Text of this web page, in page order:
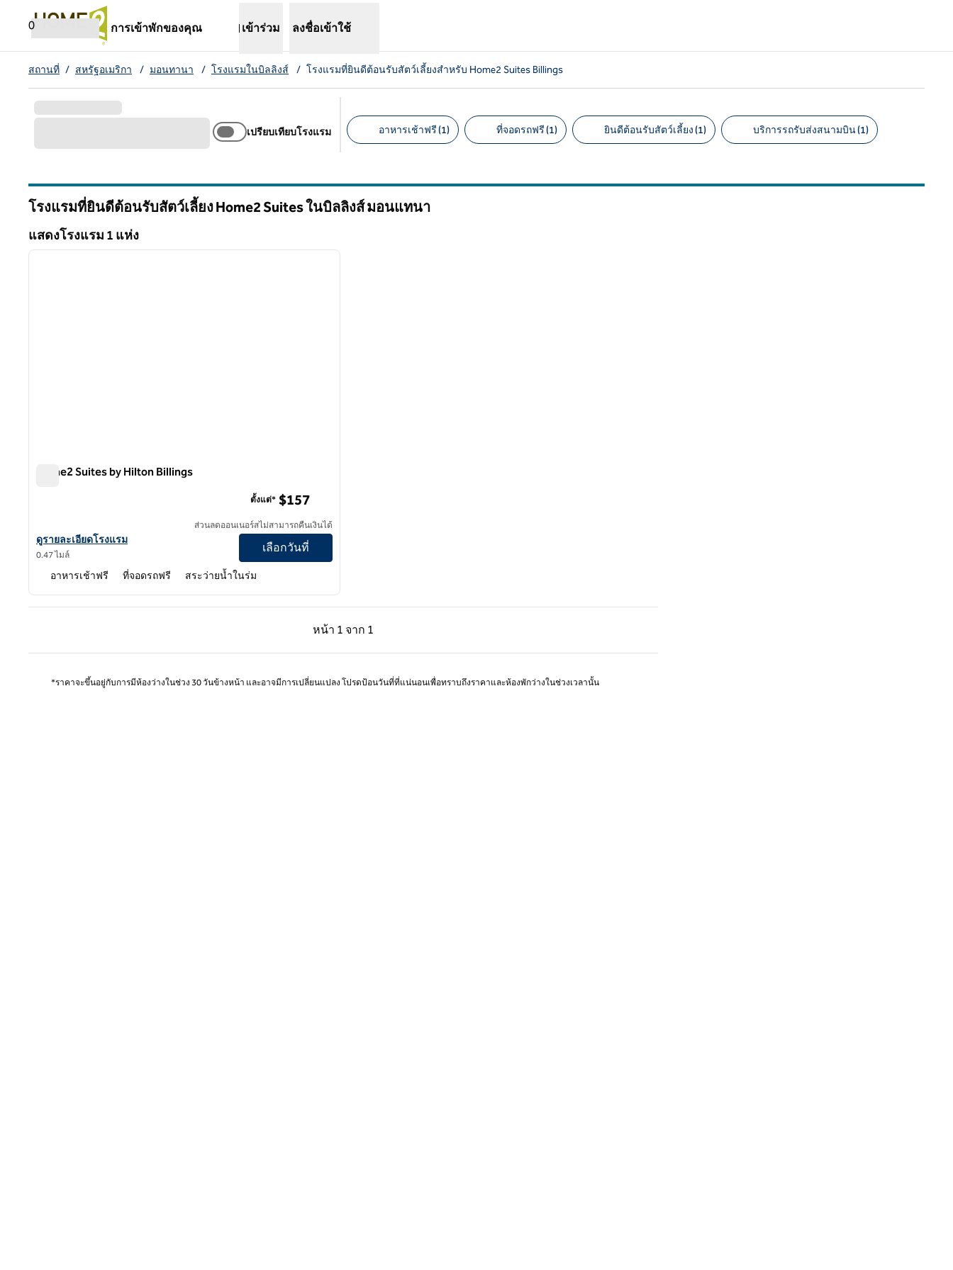
0
การเข้าพักของคุณ
เปิดแท็บใหม่
เข้าร่วม ลงชื่อเข้าใช้
สถานที่ / สหรัฐอเมริกา / มอนทานา / โรงแรมในบิลลิงส์ / โรงแรมที่ยินดีต้อนรับสัตว์เลี้ยงสําหรับ Home2 Suites Billings
เปรียบเทียบโรงแรม อาหารเช้าฟรี (1) ที่จอดรถฟรี (1) ยินดีต้อนรับสัตว์เลี้ยง (1) บริการรถรับส่งสนามบิน (1)
โรงแรมที่ยินดีต้อนรับสัตว์เลี้ยง Home2 Suites ในบิลลิงส์มอนแทนา
แสดงโรงแรม 1 แห่ง
แสดงโรงแรม 1 แห่ง
1 จาก 12
ภาพถัดไป
Home2 Suites by Hilton Billings
ดูรายละเอียดโรงแรมสําหรับ Home2 Suites by Hilton Billings
ดูรายละเอียดโรงแรม
0.47 ไมล์
ตั้งแต่* $157
ส่วนลดออนเนอร์สไม่สามารถคืนเงินได้
เลือกวันที่
อาหารเช้าฟรี ที่จอดรถฟรี สระว่ายน้ำในร่ม
หน้า 1 จาก 1
หน้าก่อน, 1 จาก 1
หน้า 1 จาก 1
*ราคาจะขึ้นอยู่กับการมีห้องว่างในช่วง 30 วันข้างหน้า และอาจมีการเปลี่ยนแปลง โปรดป้อนวันที่ที่แน่นอนเพื่อทราบถึงราคาและห้องพักว่างในช่วงเวลานั้น